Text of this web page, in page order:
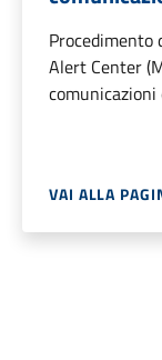
Procedimento
Alert Center
VAI ALLA